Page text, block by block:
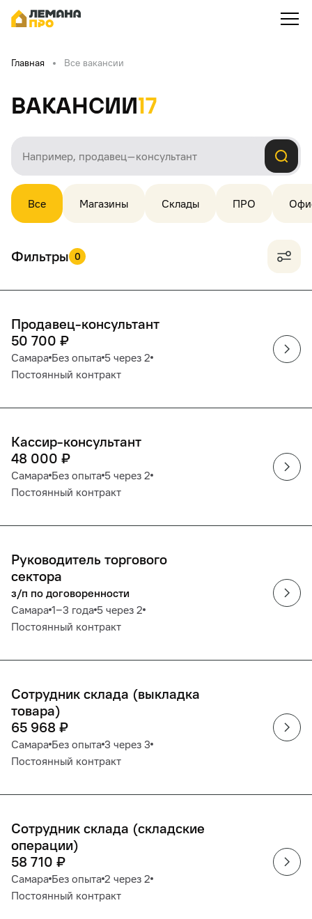
Главная Все вакансии
Вакансии17
Все Магазины Склады ПРО
Фильтры 0
Продавец-консультант
50 700 ₽
Самара Без опыта 5 через 2
Постоянный контракт
Кассир-консультант
48 000 ₽
Самара Без опыта 5 через 2
Постоянный контракт
Руководитель торгового
сектора
з/п по договоренности
Самара 1‒3 года 5 через 2
Постоянный контракт
Сотрудник склада (выкладка
товара)
65 968 ₽
Самара Без опыта 3 через 3
Постоянный контракт
Сотрудник склада (складские
операции)
58 710 ₽
Самара Без опыта 2 через 2
Постоянный контракт